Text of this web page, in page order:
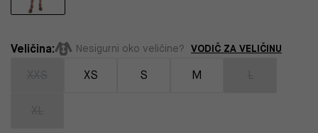
Veličina: Nesigurni oko veličine? VODIČ ZA VELIČINU
XS S M